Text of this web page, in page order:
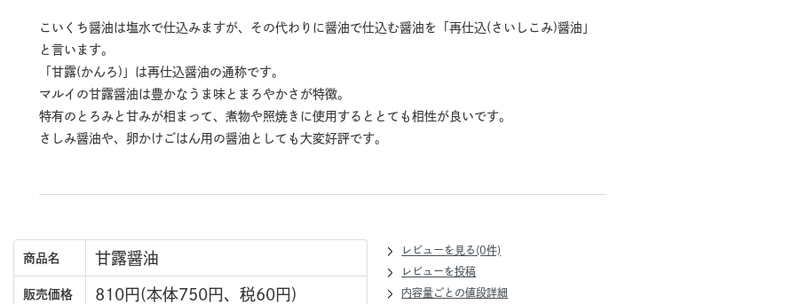
こいくち醤油は塩水で仕込みますが、その代わりに醤油で仕込む醤油を「再仕込(さいしこみ)醤油」
と言います。
「甘露(かんろ)」は再仕込醤油の通称です。
マルイの甘露醤油は豊かなうま味とまろやかさが特徴。
特有のとろみと甘みが相まって、煮物や照焼きに使用するととても相性が良いです。
さしみ醤油や、卵かけごはん用の醤油としても大変好評です。
商品名 甘露醤油
販売価格 810円(本体750円、税60円)
レビューを見る(0件)
レビューを投稿
内容量ごとの値段詳細